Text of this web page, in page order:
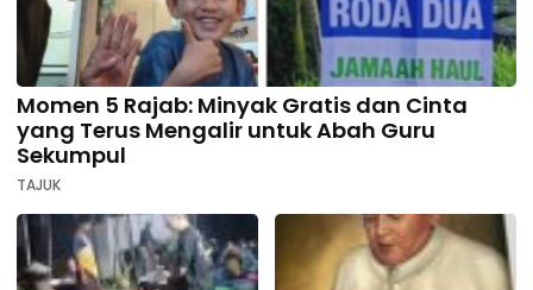
Momen 5 Rajab: Minyak Gratis dan Cinta
yang Terus Mengalir untuk Abah Guru
Sekumpul
TAJUK